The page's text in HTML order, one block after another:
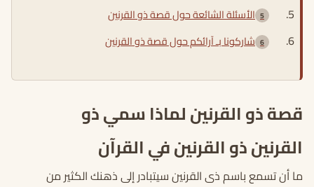
الأسئلة الشائعة حول قصة ذو القرنين
شاركونا بـ آرائكم حول قصة ذو القرنين
قصة ذو القرنين لماذا سمي ذو
القرنين ذو القرنين في القرآن
ما أن تسمع باسم ذى القرنين سيتبادر إلى ذهنك الكثير من